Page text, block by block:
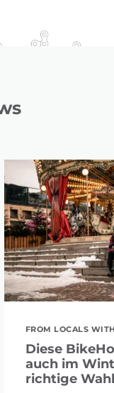
FROM LOCALS
Diese
auch im
richtige Wahl